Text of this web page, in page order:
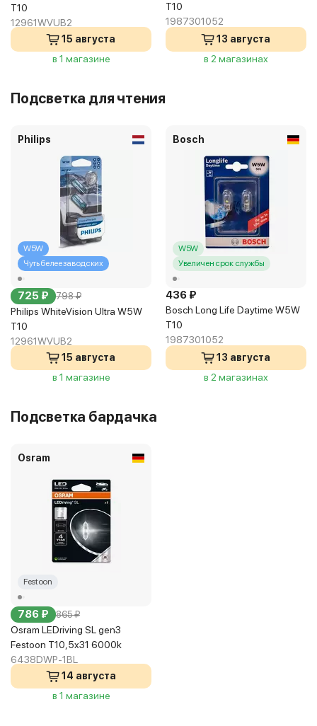
T10
12961WVUB2
15 августа
в 1 магазине
T10
1987301052
13 августа
в 2 магазинах
Подсветка для чтения
Philips
W5W
Чуть белее заводских
725 ₽ 798 ₽
Philips WhiteVision Ultra W5W
T10
12961WVUB2
15 августа
в 1 магазине
Bosch
W5W
Увеличен срок службы
436 ₽
Bosch Long Life Daytime W5W
T10
1987301052
13 августа
в 2 магазинах
Подсветка бардачка
Osram
Festoon
786 ₽ 865 ₽
Osram LEDriving SL gen3
Festoon T10,5x31 6000k
6438DWP-1BL
14 августа
в 1 магазине